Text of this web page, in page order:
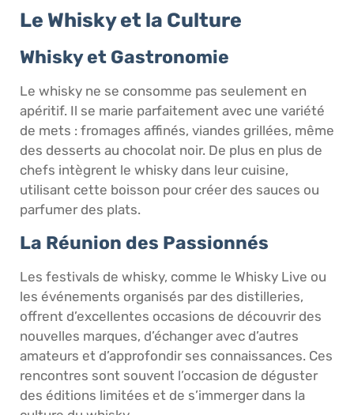
Le Whisky et la Culture
Whisky et Gastronomie
Le whisky ne se consomme pas seulement en
apéritif. Il se marie parfaitement avec une variété
de mets : fromages affinés, viandes grillées, même
des desserts au chocolat noir. De plus en plus de
chefs intègrent le whisky dans leur cuisine,
utilisant cette boisson pour créer des sauces ou
parfumer des plats.
La Réunion des Passionnés
Les festivals de whisky, comme le Whisky Live ou
les événements organisés par des distilleries,
offrent d’excellentes occasions de découvrir des
nouvelles marques, d’échanger avec d’autres
amateurs et d’approfondir ses connaissances. Ces
rencontres sont souvent l’occasion de déguster
des éditions limitées et de s’immerger dans la